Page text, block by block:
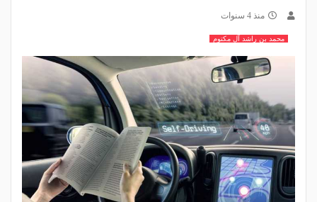
منذ 4 سنوات
محمد بن راشد آل مكتوم